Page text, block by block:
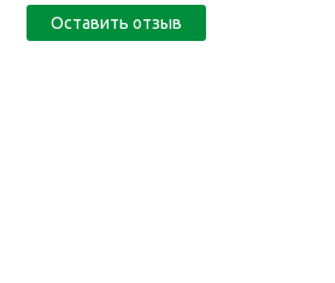
Оставить отзыв